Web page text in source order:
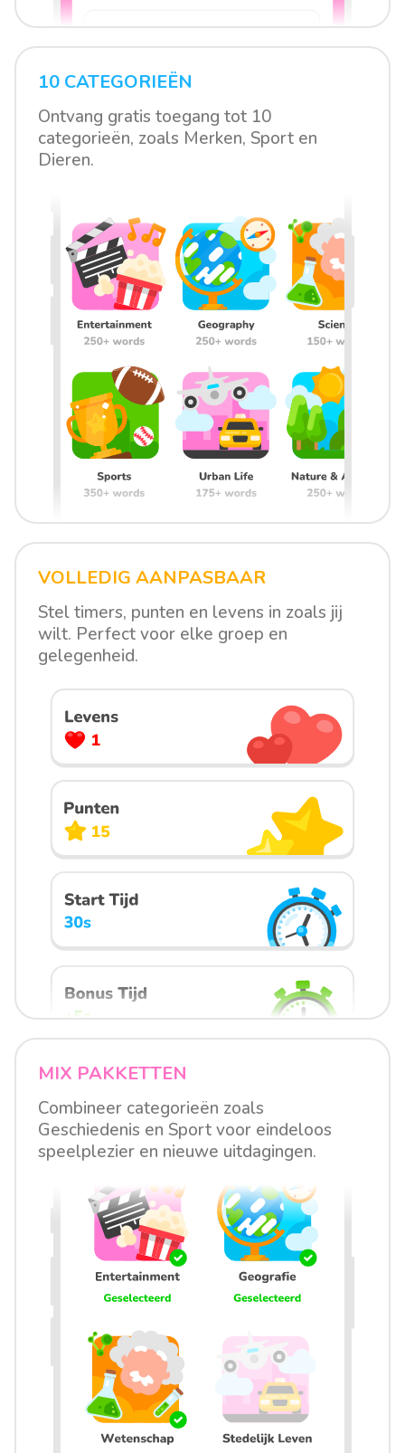
10 CATEGORIEËN
Ontvang gratis toegang tot 10
categorieën, zoals Merken, Sport en
Dieren.
VOLLEDIG AANPASBAAR
Stel timers, punten en levens in zoals jij
wilt. Perfect voor elke groep en
gelegenheid.
MIX PAKKETTEN
Combineer categorieën zoals
Geschiedenis en Sport voor eindeloos
speelplezier en nieuwe uitdagingen.